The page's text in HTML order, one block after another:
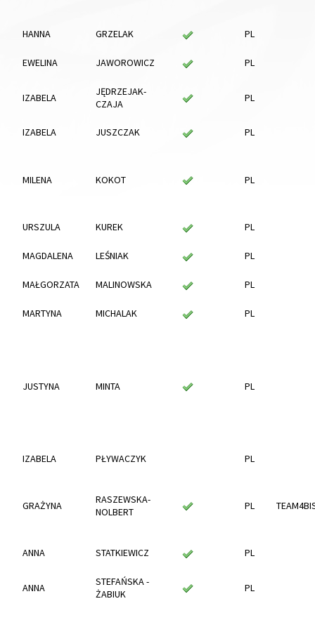
HANNA GRZELAK PL
EWELINA JAWOROWICZ PL
IZABELA
JĘDRZEJAK-
CZAJA
PL
IZABELA JUSZCZAK PL
MILENA KOKOT PL
URSZULA KUREK PL
MAGDALENA LEŚNIAK PL
MAŁGORZATA MALINOWSKA PL
MARTYNA MICHALAK PL
JUSTYNA MINTA PL
IZABELA PŁYWACZYK PL
GRAŻYNA
RASZEWSKA-
NOLBERT
PL
ANNA STATKIEWICZ PL
ANNA
STEFAŃSKA -
ŻABIUK
PL